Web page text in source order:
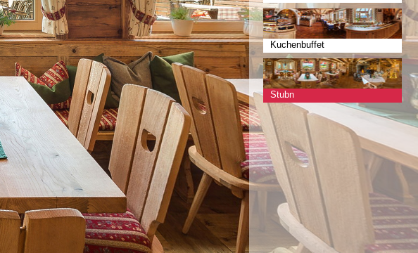
Kuchenbuffet
Stubn